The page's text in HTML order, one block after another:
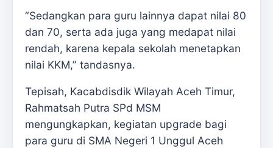
“Sedangkan para guru lainnya dapat nilai 80
dan 70, serta ada juga yang medapat nilai
rendah, karena kepala sekolah menetapkan
nilai KKM,” tandasnya.
Tepisah, Kacabdisdik Wilayah Aceh Timur,
Rahmatsah Putra SPd MSM
mengungkapkan, kegiatan upgrade bagi
para guru di SMA Negeri 1 Unggul Aceh